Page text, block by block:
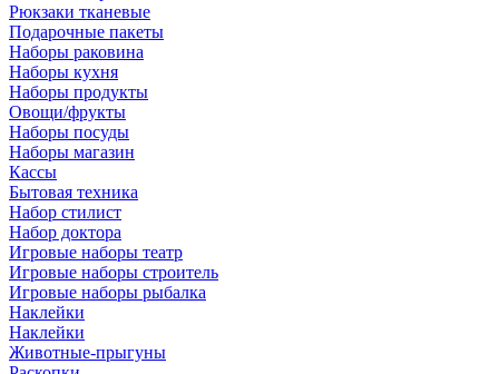
Рюкзаки тканевые
Подарочные пакеты
Наборы раковина
Наборы кухня
Наборы продукты
Овощи/фрукты
Наборы посуды
Наборы магазин
Кассы
Бытовая техника
Набор стилист
Набор доктора
Игровые наборы театр
Игровые наборы строитель
Игровые наборы рыбалка
Наклейки
Наклейки
Животные-прыгуны